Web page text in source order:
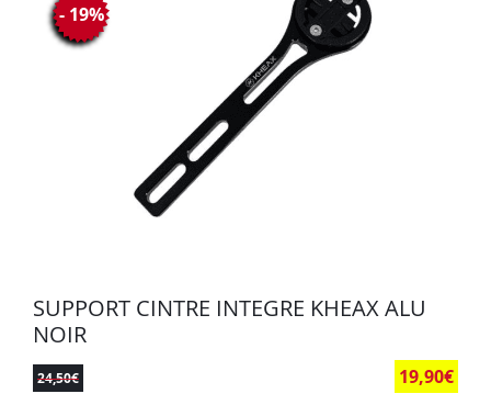
SUPPORT CINTRE INTEGRE KHEAX ALU
NOIR
24,50€ 19,90€
- 19%